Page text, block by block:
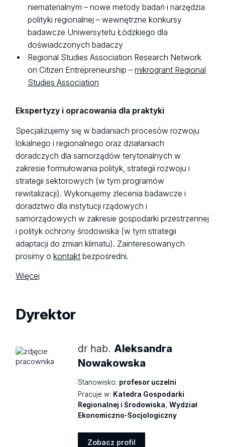
niematerialnym – nowe metody badań i narzędzia
polityki regionalnej – wewnętrzne konkursy
badawcze Uniwersytetu Łódzkiego dla
doświadczonych badaczy
Regional Studies Association Research Network
on Citizen Entrepreneurship –mikrogrant Regional
Studies Association
Ekspertyzy i opracowania dla praktyki
Specjalizujemy się w badaniach procesów rozwoju
lokalnego i regionalnego oraz działaniach
doradczych dla samorządów terytorialnych w
zakresie formułowania polityk, strategii rozwoju i
strategii sektorowych (w tym programów
rewitalizacji). Wykonujemy zlecenia badawcze i
doradztwo dla instytucji rządowych i
samorządowych w zakresie gospodarki przestrzennej
i polityk ochrony środowiska (w tym strategii
adaptacji do zmian klimatu). Zainteresowanych
prosimy okontakt bezpośredni.
Więcej
Dyrektor
dr hab. Aleksandra
Nowakowska
Stanowisko: profesor uczelni
Pracuje w: Katedra Gospodarki
Regionalnej i Środowiska,Wydział
Ekonomiczno-Socjologiczny
Zobacz profil